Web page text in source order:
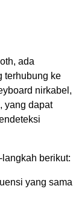
ada
terhubung ke
nirkabel,
yang dapat
berikut:
yang sama